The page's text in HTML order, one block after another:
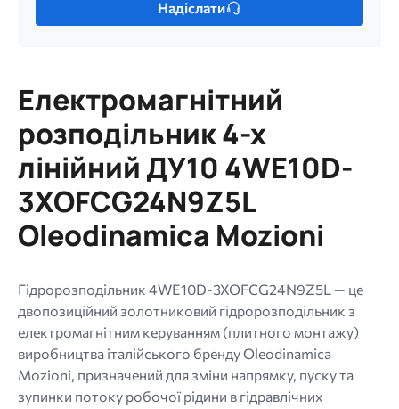
МБ.
Дозволені
типи:
gif
jpg
jpeg
png.
Надіслати
Електромагнітний
розподільник 4-х
лінійний ДУ10 4WE10D-
3XOFCG24N9Z5L
Oleodinamica Mozioni
Гідророзподільник 4WE10D-3XOFCG24N9Z5L — це
двопозиційний золотниковий гідророзподільник з
електромагнітним керуванням (плитного монтажу)
виробництва італійського бренду Oleodinamica
Mozioni, призначений для зміни напрямку, пуску та
зупинки потоку робочої рідини в гідравлічних